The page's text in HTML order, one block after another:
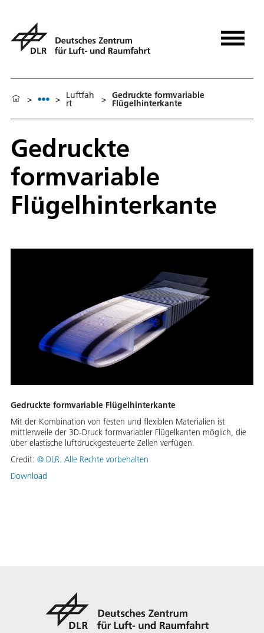
> > Luftfah
rt > Gedruckte formvariable
Flügelhinterkante
Gedruckte
formvariable
Flügelhinterkante
Gedruckte formvariable Flügelhinterkante
Mit der Kombination von festen und flexiblen Materialien ist
mittlerweile der 3D-Druck formvariabler Flügelkanten möglich, die
über elastische luftdruckgesteuerte Zellen verfügen.
Credit: © DLR. Alle Rechte vorbehalten
Download